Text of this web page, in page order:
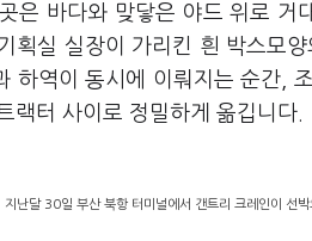
은 바다와 맞닿은 야드 위로
획실 실장이 가리킨 흰 박스모
하역이 동시에 이뤄지는 순간,
랙터 사이로 정밀하게 옮깁니다.
지난달 30일 부산 북항 터미널에서 갠트리 크레인이 선